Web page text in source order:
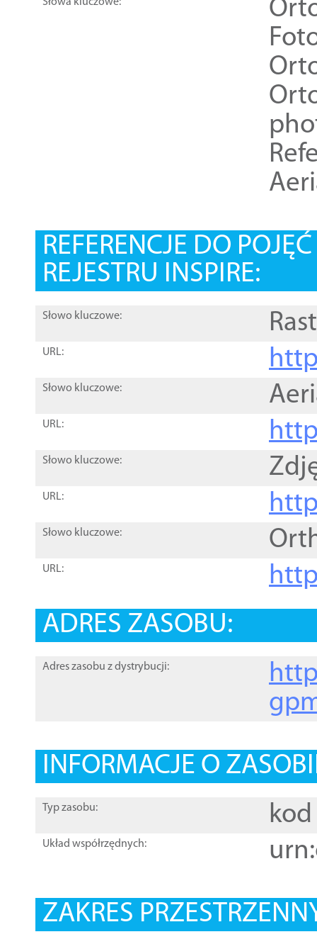
REFERENCJE DO
REJESTRU INSPIRE:
Słowo kluczowe:
URL:
Słowo kluczowe:
URL:
Słowo kluczowe:
URL:
Słowo kluczowe:
URL:
ADRES ZASOBU:
Adres zasobu z dystrybucji:
INFORMACJE O
Typ zasobu: kod
Układ współrzędnych:
ZAKRES